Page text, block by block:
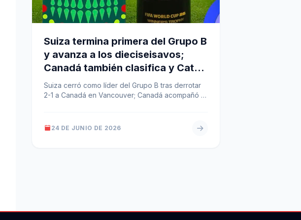
Suiza termina primera del Grupo B
y avanza a los dieciseisavos;
Canadá también clasifica y Catar
queda eliminado
Suiza cerró como líder del Grupo B tras derrotar
2-1 a Canadá en Vancouver; Canadá acompañó a
24 DE JUNIO DE 2026